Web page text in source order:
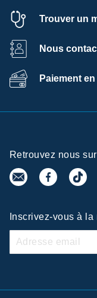
Trouver un
Nous
Paiement
Retrouvez nous
Inscrivez-vous à
de la
certaines